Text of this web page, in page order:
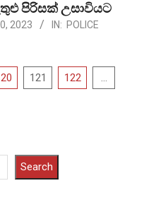
පිරිසක් උසාවියට
2023 IN: POLICE
121 122
…
Search